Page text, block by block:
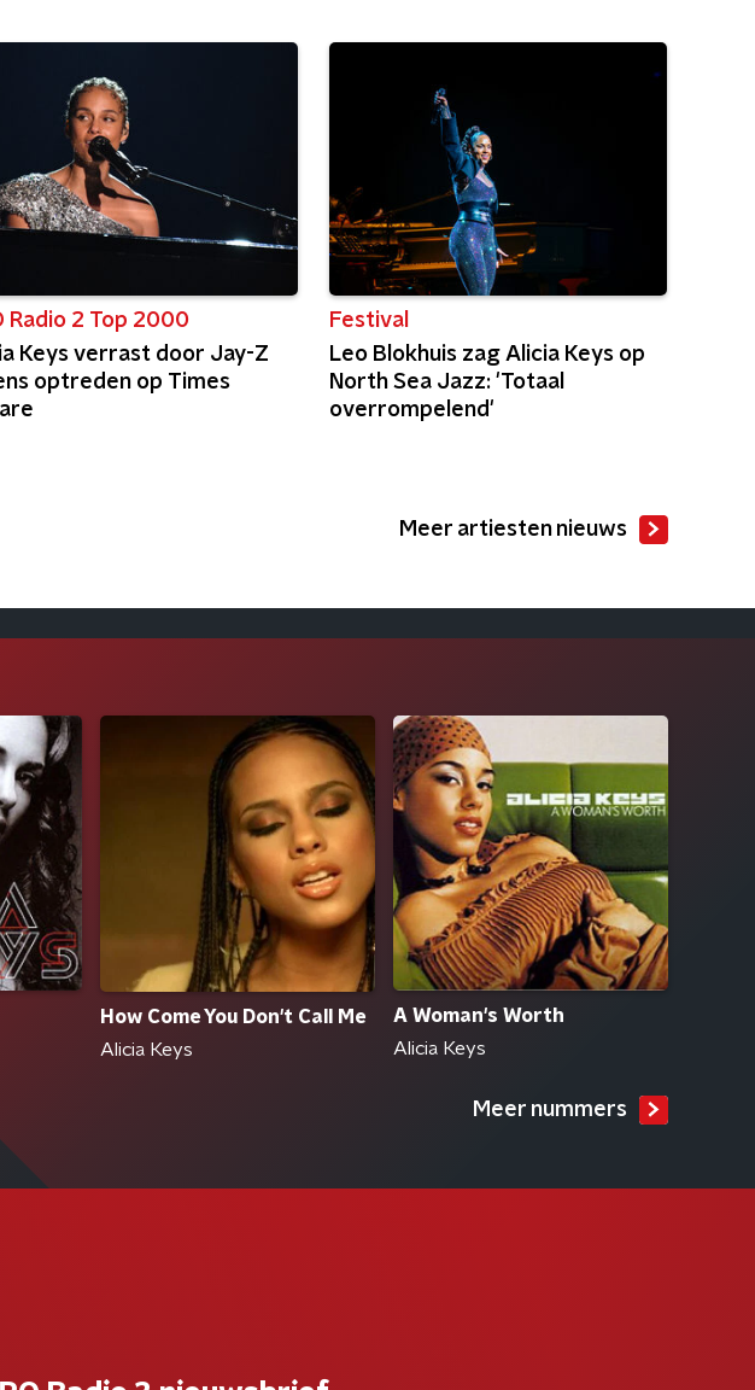
Radio 2 Top 2000
Keys verrast door Jay-Z
optreden op Times
Festival
Leo Blokhuis zag Alicia Keys op
North Sea Jazz: 'Totaal
overrompelend'
Meer artiesten nieuws
How Come You Don't Call Me
Alicia Keys
A Woman's Worth
Alicia Keys
Meer nummers